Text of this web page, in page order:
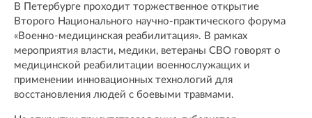
В Петербурге проходит торжественное открытие
Второго Национального научно-практического форума
«Военно-медицинская реабилитация». В рамках
мероприятия власти, медики, ветераны СВО говорят о
медицинской реабилитации военнослужащих и
применении инновационных технологий для
восстановления людей с боевыми травмами.